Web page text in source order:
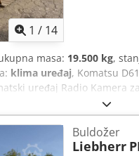
1 / 14
masa: 19.500 kg,
klima uređaj, Komatsu
uređaj Radio Kamera
Ventil za podizanje
Eof Radna težina: 19,5 t
Buldožer
Liebherr